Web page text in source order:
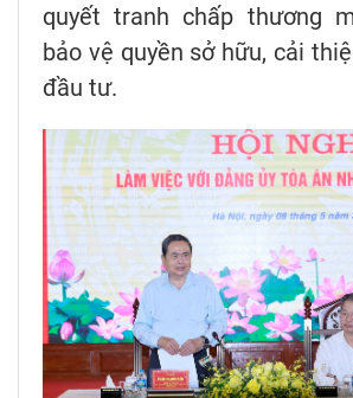
quyết tranh chấp thương
bảo vệ quyền sở hữu, cải
đầu tư.